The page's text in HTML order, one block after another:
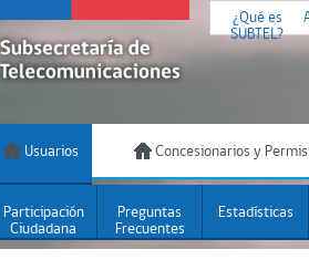
¿Qué es
SUBTEL?
Usuarios Concesionarios y
Participación
Ciudadana
Preguntas
Frecuentes
Estadísticas